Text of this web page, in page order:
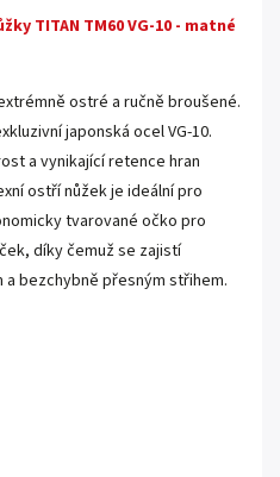
TITAN TM60 VG-10 - matné
ostré a ručně broušené.
japonská ocel VG-10.
a vynikající retence hran
ostří nůžek je ideální pro
tvarované očko pro
díky čemuž se zajistí
bezchybně přesným střihem.